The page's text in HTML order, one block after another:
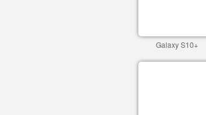
Galaxy S10+